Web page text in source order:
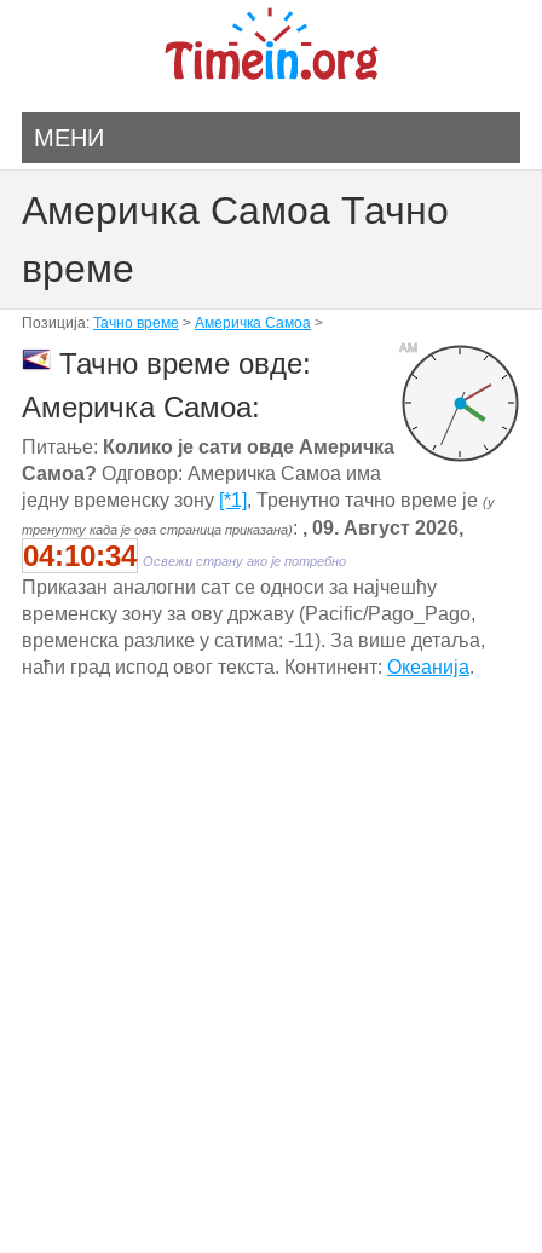
МЕНИ
Америчка Самоа Тачно
време
Позиција: Тачно време > Америчка Самоа>
AM
Тачно време овде:
Америчка Самоа:
Питање: Колико је сати овде Америчка
Самоа? Одговор: Америчка Самоа има
једну временску зону [*1], Тренутно тачно време је (у
тренутку када је ова страница приказана): , 09. Август 2026,
04:10:34 Освежи страну ако је потребно
Приказан аналогни сат се односи за најчешћу
временску зону за ову државу (Pacific/Pago_Pago,
временска разлике у сатима: -11). За више детаља,
наћи град испод овог текста. Континент: Океанија.